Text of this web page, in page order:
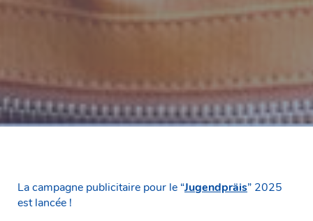
La campagne publicitaire pour le “Jugendpräis” 2025
est lancée !